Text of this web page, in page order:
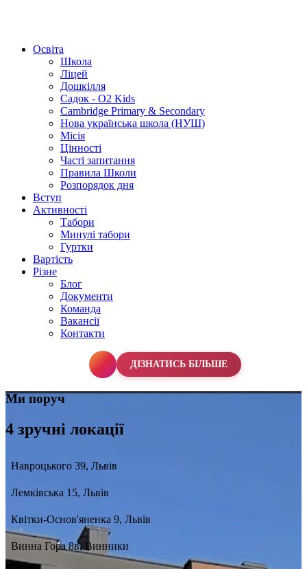
Освіта
Школа
Ліцей
Дошкілля
Садок - O2 Kids
Cambridge Primary & Secondary
Нова українська школа (НУШ)
Місія
Цінності
Часті запитання
Правила Школи
Розпорядок дня
Вступ
Активності
Табори
Минулі табори
Гуртки
Вартість
Різне
Блог
Документи
Команда
Вакансії
Контакти
ДІЗНАТИСЬ БІЛЬШЕ
Ми поруч
4 зручні локації
Навроцького 39, Львів
Лемківська 15, Львів
Квітки-Основ'яненка 9, Львів
Винна Гора 8в, Винники